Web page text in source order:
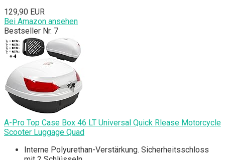
129,90 EUR
Bei Amazon ansehen
Bestseller Nr. 7
A-Pro Top Case Box 46 LT Universal Quick Rlease Motorcycle
Scooter Luggage Quad
Interne Polyurethan-Verstärkung. Sicherheitsschloss